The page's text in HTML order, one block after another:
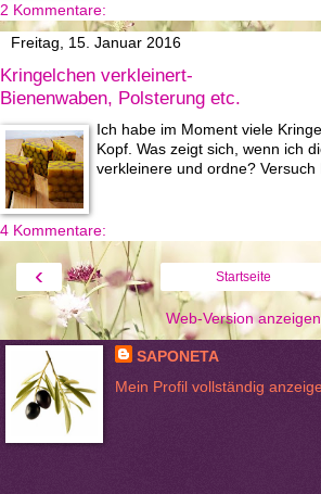
2 Kommentare:
Freitag, 15. Januar 2016
Kringelchen verkleinert-
Bienenwaben, Polsterung etc.
Ich habe im Moment viele
Kopf. Was zeigt sich, wenn ich
verkleinere und ordne? Versuch
4 Kommentare:
‹ Startseite
Web-Version anzeigen
SAPONETA
Mein Profil vollständig